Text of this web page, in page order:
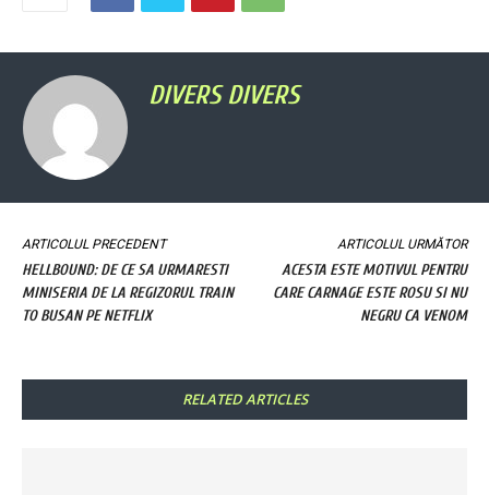
DIVERS DIVERS
ARTICOLUL PRECEDENT
HELLBOUND: DE CE SA URMARESTI
MINISERIA DE LA REGIZORUL TRAIN
TO BUSAN PE NETFLIX
ARTICOLUL URMĂTOR
ACESTA ESTE MOTIVUL PENTRU
CARE CARNAGE ESTE ROSU SI NU
NEGRU CA VENOM
RELATED ARTICLES